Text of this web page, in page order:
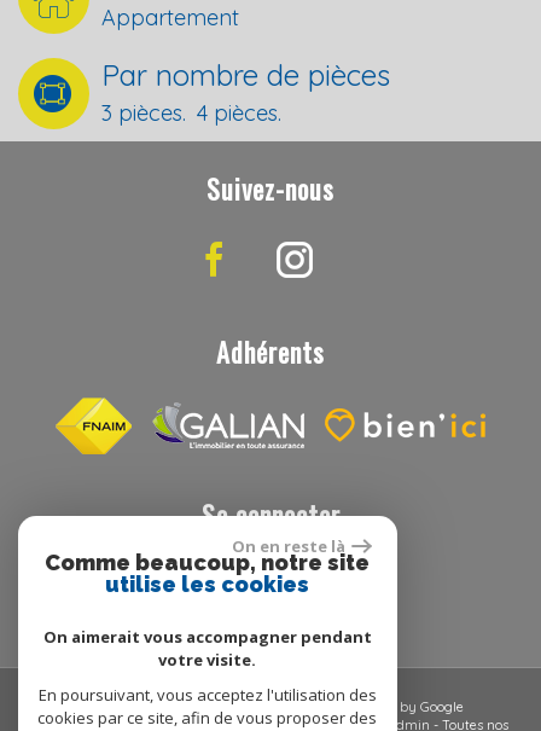
Appartement
Par nombre de pièces
3 pièces. 4 pièces.
Suivez-nous
Adhérents
Se connecter
Espace propriétaire
© 2026 | Tous droits réservés | Traduction powered by Google
Plan du site-Mentions légales- Nos honoraires- Liens Admin - Toutes nos
On en reste là
Comme beaucoup, notre site
utilise les cookies
On aimerait vous accompagner pendant
votre visite.
En poursuivant, vous acceptez l'utilisation des
cookies par ce site, afin de vous proposer des